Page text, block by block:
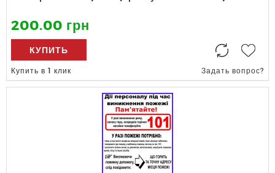
200.00 грн
КУПИТЬ
Купить в 1 клик Задать вопрос?